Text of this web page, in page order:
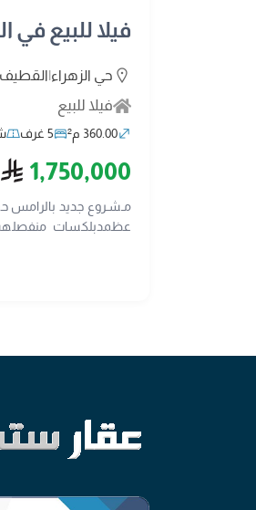
فيلا للبيع في
حي الزهراء|القطيف
فيلا للبيع
360.00 م² 5 غرف
1,750,000